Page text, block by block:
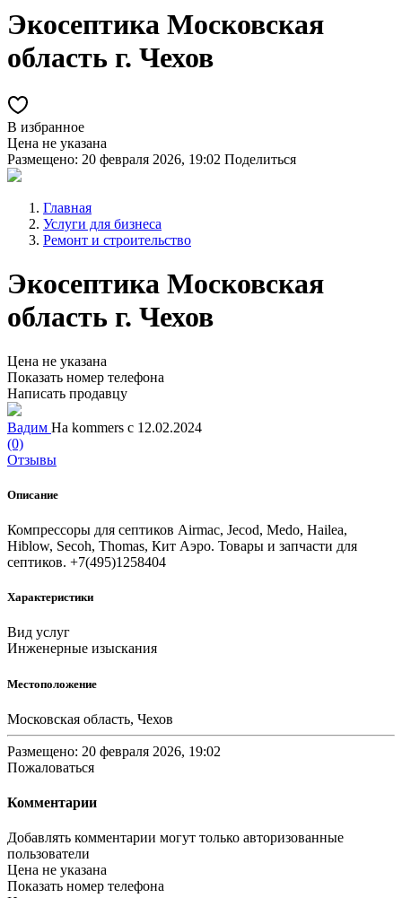
Экосептика Московская
область г. Чехов
В избранное
Цена не указана
Размещено: 20 февраля 2026, 19:02 Поделиться
Главная
Услуги для бизнеса
Ремонт и строительство
Экосептика Московская
область г. Чехов
Цена не указана
Показать номер телефона
Написать продавцу
Вадим На kommers с 12.02.2024
(0)
Отзывы
Описание
Компрессоры для септиков Airmac, Jecod, Medo, Hailea,
Hiblow, Secoh, Thomas, Кит Аэро. Товары и запчасти для
септиков. +7(495)1258404
Характеристики
Вид услуг
Инженерные изыскания
Местоположение
Московская область, Чехов
Размещено: 20 февраля 2026, 19:02
Пожаловаться
Комментарии
Добавлять комментарии могут только авторизованные
пользователи
Цена не указана
Показать номер телефона